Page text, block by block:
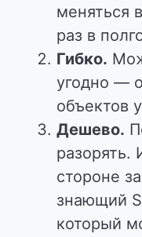
меняться
раз в
Гибко.
угодно —
объектов
Дешево.
разорять.
стороне
знающий
который